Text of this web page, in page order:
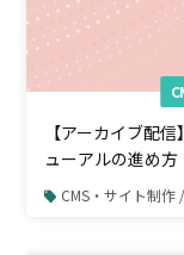
【アーカイブ配
ューアルの進め方
CMS・サイト制作 /